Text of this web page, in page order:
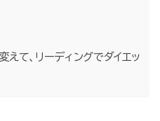
えて、リーディングでダイエッ